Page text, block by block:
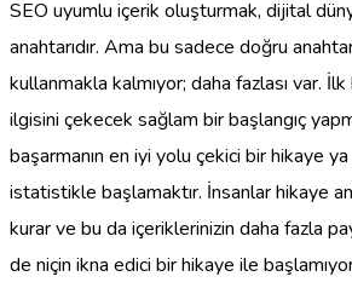
SEO uyumlu içerik oluşturmak, dijital
anahtarıdır. Ama bu sadece doğru
kullanmakla kalmıyor; daha fazlası var.
ilgisini çekecek sağlam bir başlangıç
başarmanın en iyi yolu çekici bir hikaye
istatistikle başlamaktır. İnsanlar hikaye
kurar ve bu da içeriklerinizin daha fazla
de niçin ikna edici bir hikaye ile